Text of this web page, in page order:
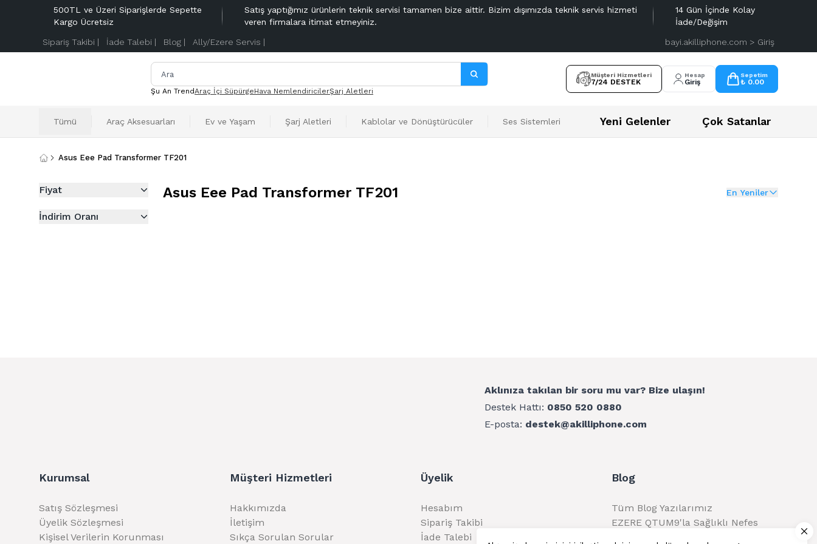
500TL ve Üzeri Siparişlerde Sepette
Kargo Ücretsiz
Satış yaptığımız ürünlerin teknik servisi tamamen bize aittir. Bizim dışımızda teknik servis hizmeti
veren firmalara itimat etmeyiniz.
14 Gün İçinde Kolay
İade/Değişim
Sipariş Takibi | İade Talebi | Blog | Ally/Ezere Servis | bayi.akilliphone.com > Giriş
Şu An TrendAraç İçi SüpürgeHava NemlendiricilerŞarj Aletleri
Müşteri Hizmetleri
7/24 DESTEK
Hesap
Giriş
Sepetim
₺ 0.00
Tümü Araç Aksesuarları Ev ve Yaşam Şarj Aletleri Kablolar ve Dönüştürücüler Ses Sistemleri Yeni Gelenler Çok Satanlar
Asus Eee Pad Transformer TF201
Fiyat
İndirim Oranı
Asus Eee Pad Transformer TF201 En Yeniler
Aklınıza takılan bir soru mu var? Bize ulaşın!
Destek Hattı: 0850 520 0880
E-posta: destek@akilliphone.com
Kurumsal
Satış Sözleşmesi
Üyelik Sözleşmesi
Kişisel Verilerin Korunması
Müşteri Hizmetleri
Hakkımızda
İletişim
Sıkça Sorulan Sorular
Üyelik
Hesabım
Sipariş Takibi
İade Talebi
Blog
Tüm Blog Yazılarımız
EZERE QTUM9'la Sağlıklı Nefes